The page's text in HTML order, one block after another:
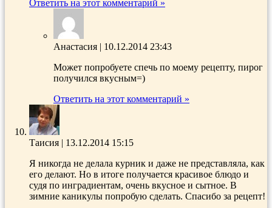
Ответить на этот комментарий »
Анастасия | 10.12.2014 23:43
Может попробуете спечь по моему рецепту, пирог
получился вкусным=)
Ответить на этот комментарий »
Таисия | 13.12.2014 15:15
Я никогда не делала курник и даже не представляла, как
его делают. Но в итоге получается красивое блюдо и
судя по инградиентам, очень вкусное и сытное. В
зимние каникулы попробую сделать. Спасибо за рецепт!